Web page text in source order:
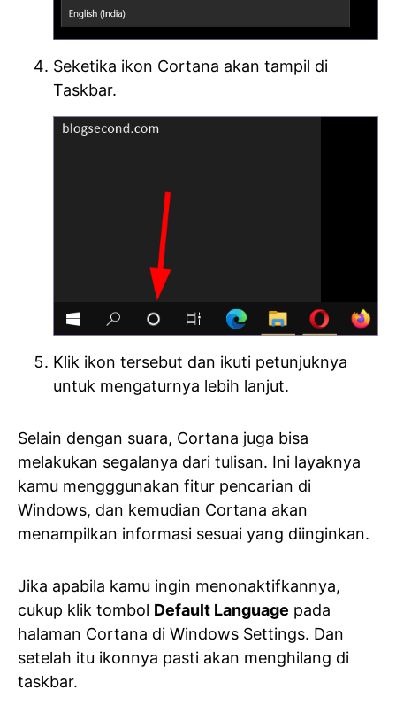
Seketika ikon Cortana akan tampil di
Taskbar.
Klik ikon tersebut dan ikuti petunjuknya
untuk mengaturnya lebih lanjut.
Selain dengan suara, Cortana juga bisa
melakukan segalanya dari tulisan. Ini layaknya
kamu mengggunakan fitur pencarian di
Windows, dan kemudian Cortana akan
menampilkan informasi sesuai yang diinginkan.
Jika apabila kamu ingin menonaktifkannya,
cukup klik tombol Default Language pada
halaman Cortana di Windows Settings. Dan
setelah itu ikonnya pasti akan menghilang di
taskbar.